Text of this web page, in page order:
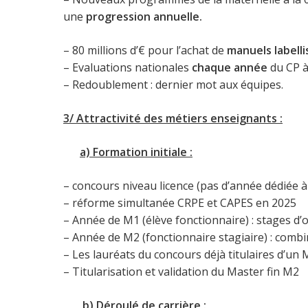
une progression annuelle.
– 80 millions d’€ pour l’achat de manuels
– Evaluations nationales chaque année du CP
– Redoublement : dernier mot aux équipes.
3/ Attractivité des métiers enseignants :
a) Formation initiale :
– concours niveau licence (pas d’année
– réforme simultanée CRPE et CAPES en 2025
– Année de M1 (élève fonctionnaire) : stages
– Année de M2 (fonctionnaire stagiaire) :
– Les lauréats du concours déjà titulaires d’un
– Titularisation et validation du Master fin M2